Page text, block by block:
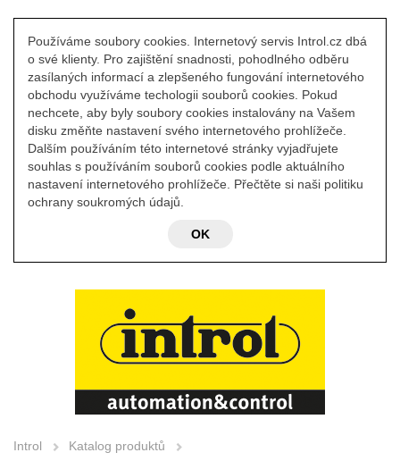
Používáme soubory cookies. Internetový servis Introl.cz dbá
o své klienty. Pro zajištění snadnosti, pohodlného odběru
zasílaných informací a zlepšeného fungování internetového
obchodu využíváme techologii souborů cookies. Pokud
nechcete, aby byly soubory cookies instalovány na Vašem
disku změňte nastavení svého internetového prohlížeče.
Dalším používáním této internetové stránky vyjadřujete
souhlas s používáním souborů cookies podle aktuálního
nastavení internetového prohlížeče. Přečtěte si naši politiku
ochrany soukromých údajů.
OK
Introl
Katalog produktů